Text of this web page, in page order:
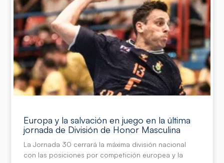
Europa y la salvación en juego en la última
jornada de División de Honor Masculina
La Jornada 30 cerrará la máxima división nacional
con las posiciones por competición europea y la